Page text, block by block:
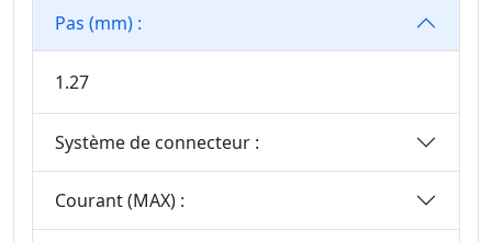
Pas (mm) :
1.27
Système de connecteur :
Courant (MAX) :